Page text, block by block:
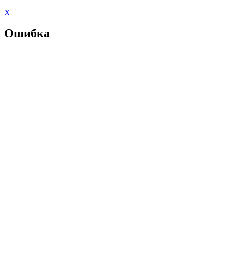
X
Ошибка